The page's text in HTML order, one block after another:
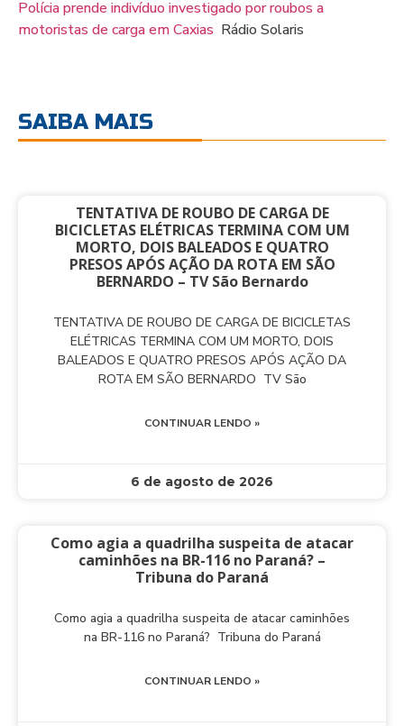
Polícia prende indivíduo investigado por roubos a
motoristas de carga em Caxias Rádio Solaris
SAIBA MAIS
TENTATIVA DE ROUBO DE CARGA DE
BICICLETAS ELÉTRICAS TERMINA COM UM
MORTO, DOIS BALEADOS E QUATRO
PRESOS APÓS AÇÃO DA ROTA EM SÃO
BERNARDO – TV São Bernardo
TENTATIVA DE ROUBO DE CARGA DE BICICLETAS
ELÉTRICAS TERMINA COM UM MORTO, DOIS
BALEADOS E QUATRO PRESOS APÓS AÇÃO DA
ROTA EM SÃO BERNARDO TV São
CONTINUAR LENDO »
6 de agosto de 2026
Como agia a quadrilha suspeita de atacar
caminhões na BR-116 no Paraná? –
Tribuna do Paraná
Como agia a quadrilha suspeita de atacar caminhões
na BR-116 no Paraná? Tribuna do Paraná
CONTINUAR LENDO »